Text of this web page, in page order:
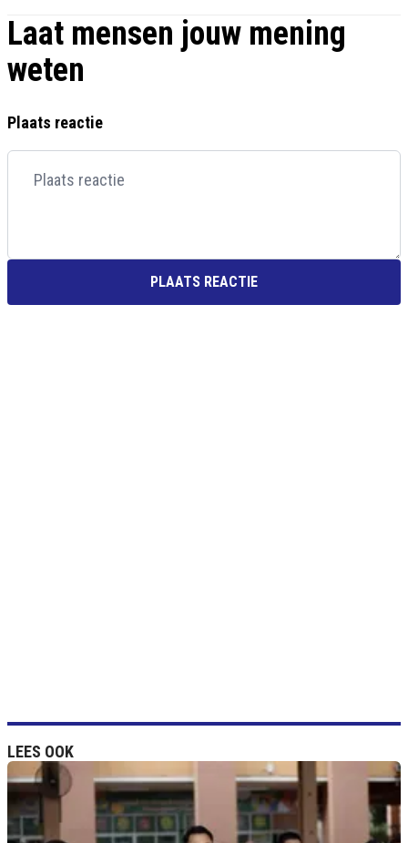
Laat mensen jouw mening
weten
Plaats reactie
PLAATS REACTIE
LEES OOK